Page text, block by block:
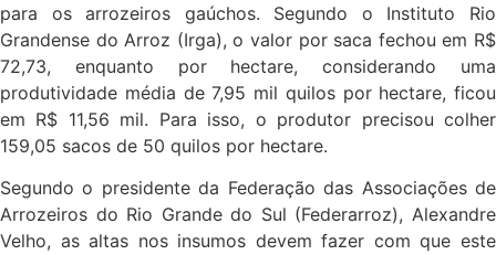
para os arrozeiros gaúchos. Segundo o Instituto Rio
Grandense do Arroz (Irga), o valor por saca fechou em R$
72,73, enquanto por hectare, considerando uma
produtividade média de 7,95 mil quilos por hectare, ficou
em R$ 11,56 mil. Para isso, o produtor precisou colher
159,05 sacos de 50 quilos por hectare.
Segundo o presidente da Federação das Associações de
Arrozeiros do Rio Grande do Sul (Federarroz), Alexandre
Velho, as altas nos insumos devem fazer com que este